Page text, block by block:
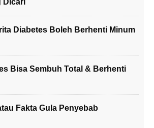
Dicari
Diabetes Boleh Berhenti Minum
Bisa Sembuh Total & Berhenti
Fakta Gula Penyebab